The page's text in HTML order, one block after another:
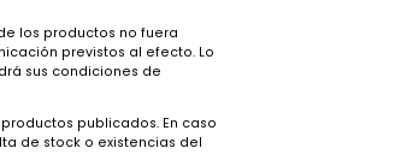
sin que este haya sido usado y/o armado,
con estas características.
de los 15 días calendarios siguientes a la
requisitos no se cumple, no habrá lugar a